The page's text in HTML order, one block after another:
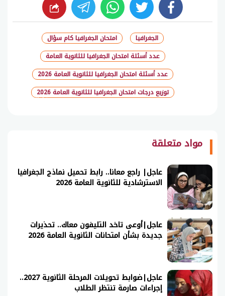
facebook
twitter
whats
شارك
الجغرافيا
امتحان الجغرافيا كام سؤال
عدد أسئلة امتحان الجغرافيا للثانوية العامة
عدد أسئلة امتحان الجغرافيا للثانوية العامة 2026
توزيع درجات امتحان الجغرافيا للثانوية العامة 2026
مواد متعلقة
عاجل| راجع معانا.. رابط تحميل نماذج الجغرافيا
الاسترشادية للثانوية العامة 2026
عاجل|أوعى تاخد التليفون معاك.. تحذيرات
جديدة بشأن امتحانات الثانوية العامة 2026
عاجل|ضوابط تحويلات المرحلة الثانوية 2027..
إجراءات صارمة تنتظر الطلاب